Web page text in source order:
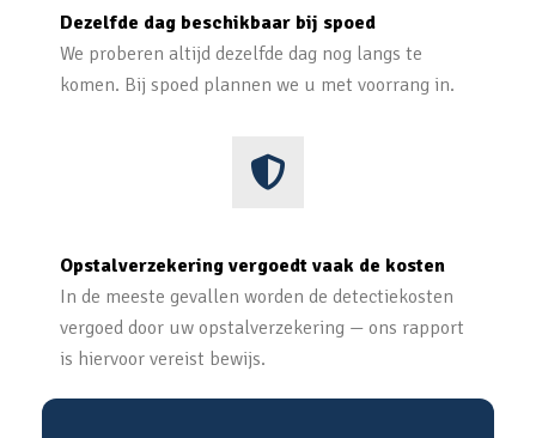
Dezelfde dag beschikbaar bij spoed
We proberen altijd dezelfde dag nog langs te
komen. Bij spoed plannen we u met voorrang in.
Opstalverzekering vergoedt vaak de kosten
In de meeste gevallen worden de detectiekosten
vergoed door uw opstalverzekering — ons rapport
is hiervoor vereist bewijs.